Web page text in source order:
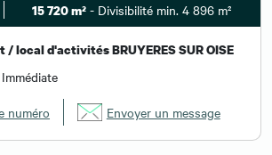
15 720 m²- Divisibilité min. 4 896 m²
local d'activités BRUYERES SUR OISE
numéro Envoyer un message